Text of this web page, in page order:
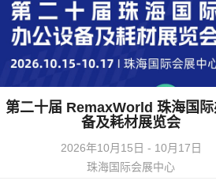
第二十届 RemaxWorld 珠海国
备及耗材展览会
2026年10月15日 - 10月17日
珠海国际会展中心